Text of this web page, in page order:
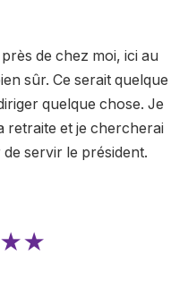
de chez moi, ici au
sûr. Ce serait quelque
quelque chose. Je
retraite et je chercherai
servir le président.